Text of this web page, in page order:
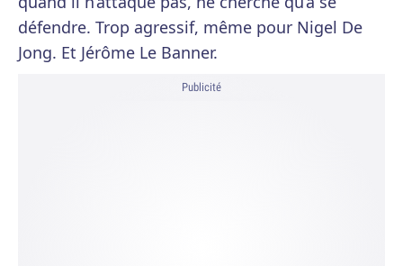
défendre. Trop agressif, même pour Nigel De
Jong. Et Jérôme Le Banner.
Publicité